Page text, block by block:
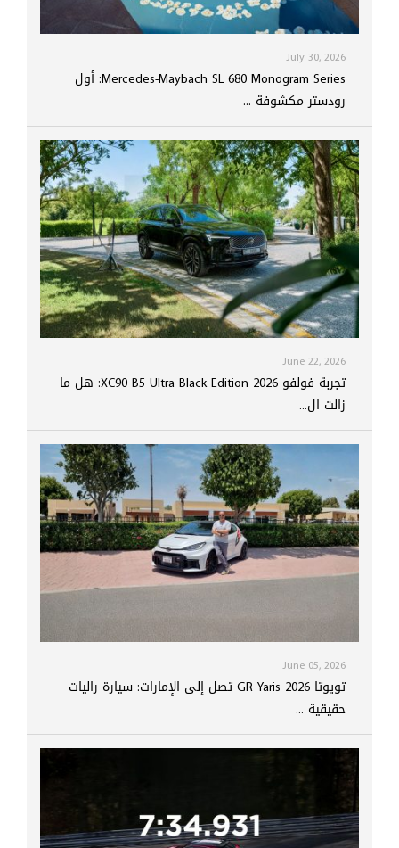
July 30, 2026
Mercedes-Maybach SL 680 Monogram Series: أول
رودستر مكشوفة ...
June 22, 2026
تجربة فولفو XC90 B5 Ultra Black Edition 2026: هل ما
زالت ال...
June 05, 2026
تويوتا GR Yaris 2026 تصل إلى الإمارات: سيارة راليات
حقيقية ...